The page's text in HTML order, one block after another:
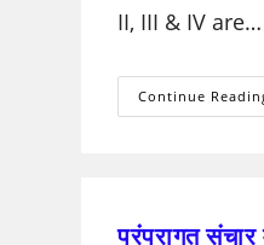
II, III & IV are…
Continue
परंपरागत